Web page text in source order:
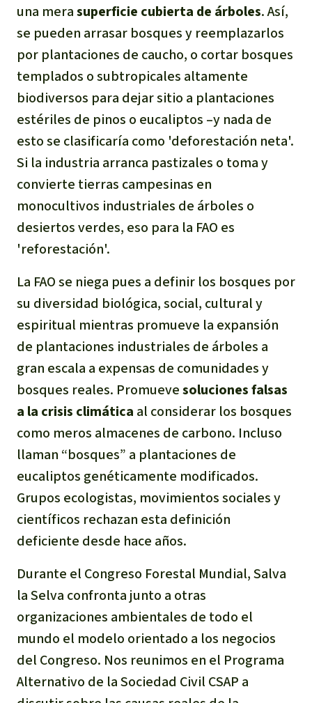
una merasuperficie cubierta de árboles. Así,
se pueden arrasar bosques y reemplazarlos
por plantaciones de caucho, o cortar bosques
templados o subtropicales altamente
biodiversos para dejar sitio a plantaciones
estériles de pinos o eucaliptos –y nada de
esto se clasificaría como 'deforestación neta'.
Si la industria arranca pastizales o toma y
convierte tierras campesinas en
monocultivos industriales de árboles o
desiertos verdes, eso para la FAO es
'reforestación'.
La FAO se niega pues a definir los bosques por
su diversidad biológica, social, cultural y
espiritual mientras promueve la expansión
de plantaciones industriales de árboles a
gran escala a expensas de comunidades y
bosques reales. Promuevesoluciones falsas
a la crisis climática al considerar los bosques
como meros almacenes de carbono. Incluso
llaman “bosques” a plantaciones de
eucaliptos genéticamente modificados.
Grupos ecologistas, movimientos sociales y
científicos rechazan esta definición
deficiente desde hace años.
Durante el Congreso Forestal Mundial, Salva
la Selva confronta junto a otras
organizaciones ambientales de todo el
mundo el modelo orientado a los negocios
del Congreso. Nos reunimos en el Programa
Alternativo de la Sociedad Civil CSAP a